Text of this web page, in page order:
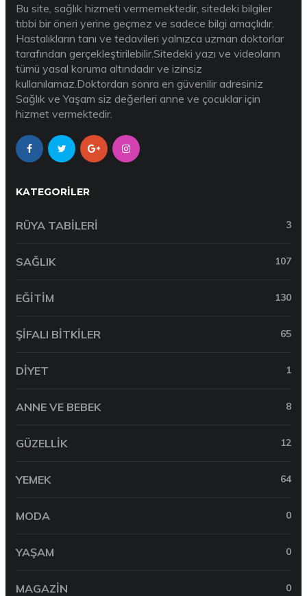
Bu site, sağlık hizmeti vermemektedir, sitedeki bilgiler
tıbbi bir öneri yerine geçmez ve sadece bilgi amaçlıdır.
Hastalıkların tanı ve tedavileri yalnızca uzman doktorlar
tarafından gerçekleştirilebilir.Sitedeki yazı ve videoların
tümü yasal koruma altındadır ve izinsiz
kullanılamaz.Doktordan sonra en güvenilir adresiniz
Sağlık ve Yaşam siz değerleri anne ve çocuklar için
hizmet vermektedir.
KATEGORILER
RÜYA TABILERI 3
SAĞLIK 107
EĞITIM 130
ŞIFALI BITKILER 65
DIYET 1
ANNE VE BEBEK 8
GÜZELLIK 12
YEMEK 64
MODA 0
YAŞAM 0
MAGAZIN 0